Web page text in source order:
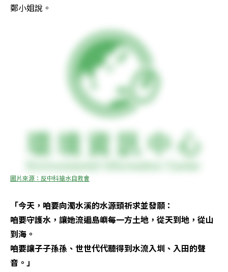
鄭小姐說。
「今天，咱要向濁水溪的水源頭祈求並發願：
咱要守護水，讓她流遍島嶼每一方土地，從天到地，從山
到海。
咱要讓子子孫孫、世世代代聽得到水流入圳、入田的聲
音。」